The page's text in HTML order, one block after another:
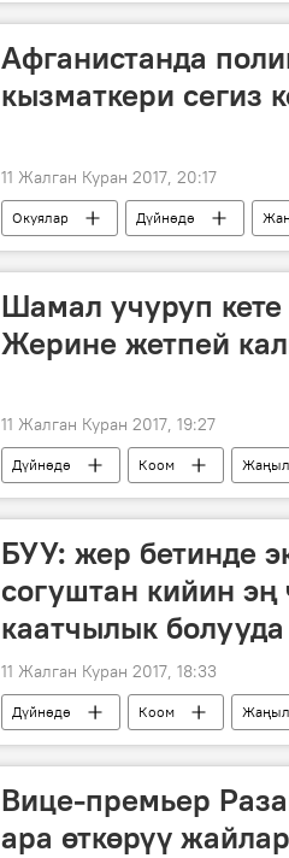
Афганистанда
кызматкери сегиз
11 Жалган Куран 2017, 20:17
Окуялар Дүйнөдө
полиция
Шамал учуруп кете
Жерине жетпей
11 Жалган Куран 2017, 19:27
Дүйнөдө Коом
БУУ: жер бетинде
согуштан кийин
каатчылык болууда
11 Жалган Куран 2017, 18:33
Дүйнөдө Коом
Вице-премьер
ара өткөрүү